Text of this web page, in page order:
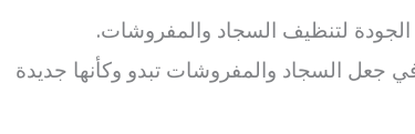
لتنظيف السجاد والمفروشات.
جعل السجاد والمفروشات تبدو وكأنها جديدة